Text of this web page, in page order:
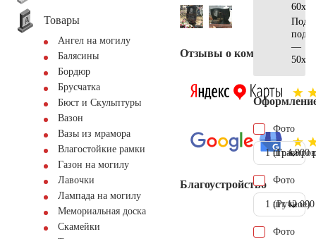
Товары
Ангел на могилу
Балясины
Бордюр
Брусчатка
Бюст и Скульптуры
Вазон
Вазы из мрамора
Влагостойкие рамки
Газон на могилу
Лавочки
Лампада на могилу
Мемориальная доска
Скамейки
Отзывы о компании
Благоустройство
под
—
Фото
1 шт.4.900
Фото
(Ручное)
1 шт.
Фото